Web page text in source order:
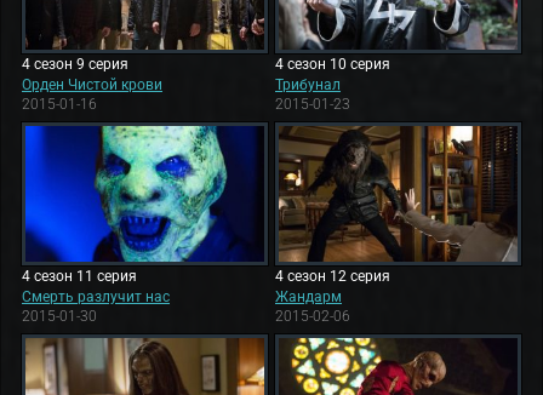
4 сезон 9 серия
Орден Чистой крови
2015-01-16
4 сезон 10 серия
Трибунал
2015-01-23
4 сезон 11 серия
Смерть разлучит нас
2015-01-30
4 сезон 12 серия
Жандарм
2015-02-06